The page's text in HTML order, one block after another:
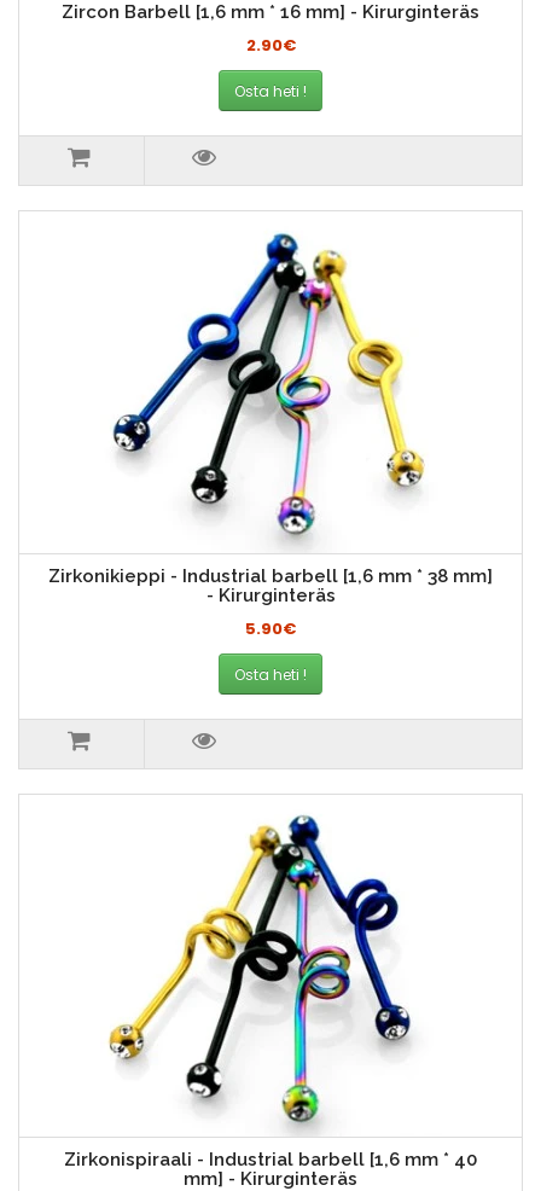
Zircon Barbell [1,6 mm * 16 mm] - Kirurginteräs
2.90€
Osta heti !
Zirkonikieppi - Industrial barbell [1,6 mm * 38 mm]
- Kirurginteräs
5.90€
Osta heti !
Zirkonispiraali - Industrial barbell [1,6 mm * 40
mm] - Kirurginteräs